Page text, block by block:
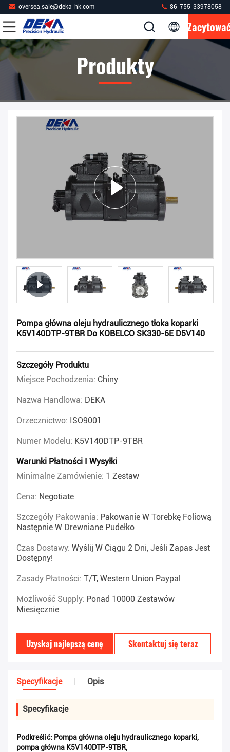
oversea.sale@deka-hk.com 86-755-33978058
Produkty
Pompa główna oleju hydraulicznego tłoka koparki
K5V140DTP-9TBR Do KOBELCO SK330-6E D5V140
Szczegóły Produktu
Miejsce Pochodzenia: Chiny
Nazwa Handlowa: DEKA
Orzecznictwo: ISO9001
Numer Modelu: K5V140DTP-9TBR
Warunki Płatności I Wysyłki
Minimalne Zamówienie: 1 Zestaw
Cena: Negotiate
Szczegóły Pakowania: Pakowanie W Torebkę Foliową
Następnie W Drewniane Pudełko
Czas Dostawy: Wyślij W Ciągu 2 Dni, Jeśli Zapas Jest
Dostępny!
Zasady Płatności: T/T, Western Union Paypal
Możliwość Supply: Ponad 10000 Zestawów
Miesięcznie
Uzyskaj najlepszą cenę Skontaktuj się teraz
Specyfikacje Opis
Specyfikacje
Podkreślić: Pompa główna oleju hydraulicznego koparki,
pompa główna K5V140DTP-9TBR,